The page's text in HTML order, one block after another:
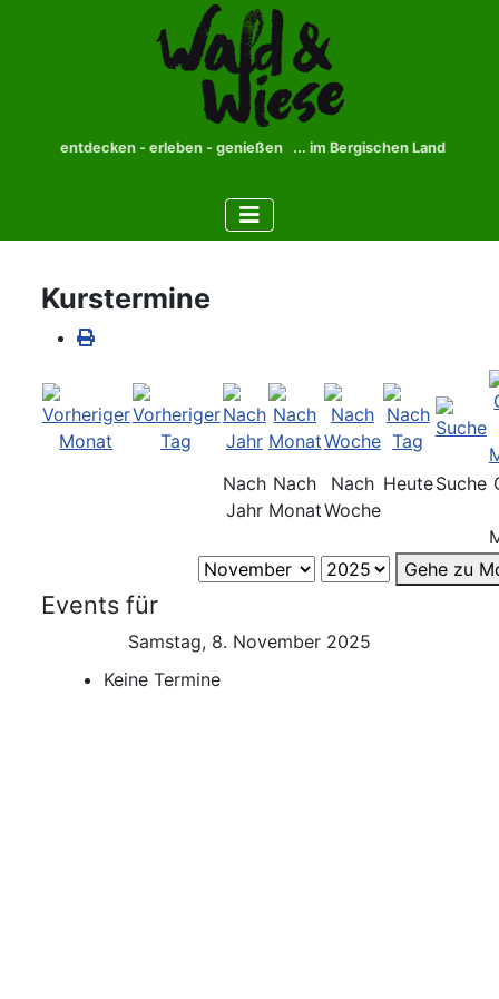
entdecken - erleben - genießen ... im Bergischen Land
Kurstermine
Nach
Jahr
Nach
Monat
Nach
Woche
HeuteSuche
Gehe zu
Events für
Samstag, 8. November 2025
Keine Termine